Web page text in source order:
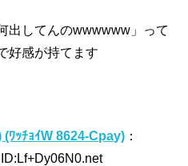
出してんのwwwwww」って
好感が持てます
ﾜｯﾁｮｲW 8624-Cpay) ：